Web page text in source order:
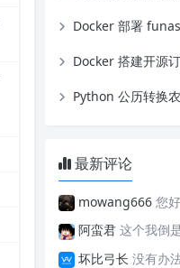
Docker 部署
Docker 搭建开源
Python 公历转换
最新评论
mowang666 您好，因业务需要，网站地
阿蛮君 这个我倒
坏比弓长 没有办